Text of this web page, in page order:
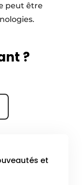
peut être
?
et